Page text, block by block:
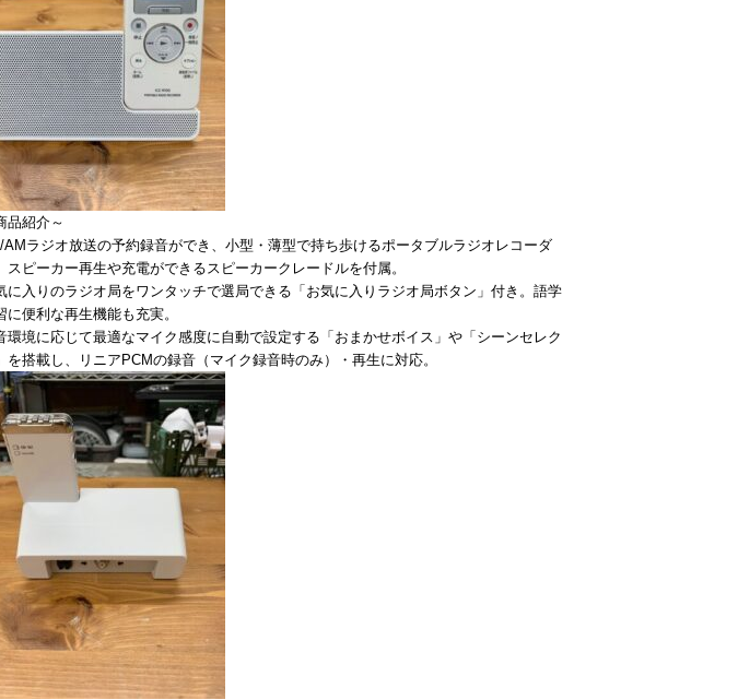
品紹介～
AMラジオ放送の予約録音ができ、小型・薄型で持ち歩けるポータブルラジオレコーダ
スピーカー再生や充電ができるスピーカークレードルを付属。
に入りのラジオ局をワンタッチで選局できる「お気に入りラジオ局ボタン」付き。語学
に便利な再生機能も充実。
環境に応じて最適なマイク感度に自動で設定する「おまかせボイス」や「シーンセレク
を搭載し、リニアPCMの録音（マイク録音時のみ）・再生に対応。